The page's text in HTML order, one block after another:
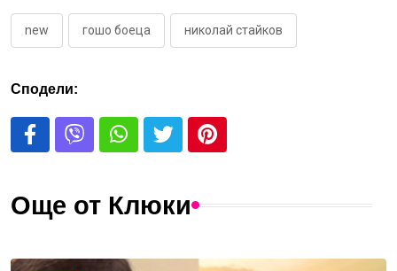
new гошо боеца николай стайков
Сподели:
Още от Клюки